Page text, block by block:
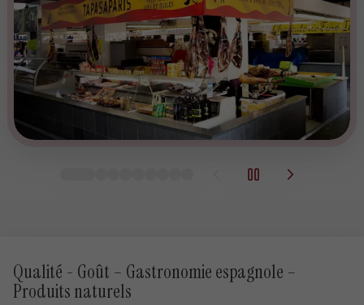
Qualité - Goût – Gastronomie espagnole –
Produits naturels